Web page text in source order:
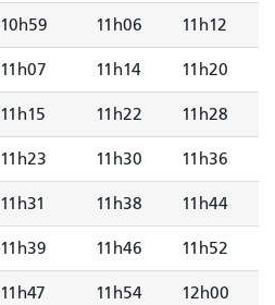
10h59 11h06 11h12
11h07 11h14 11h20
11h15 11h22 11h28
11h23 11h30 11h36
11h31 11h38 11h44
11h39 11h46 11h52
11h47 11h54 12h00